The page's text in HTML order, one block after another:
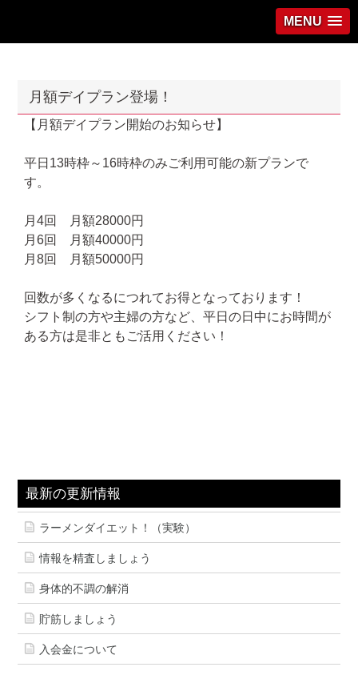
MENU
月額デイプラン登場！
【月額デイプラン開始のお知らせ】
平日13時枠～16時枠のみご利用可能の新プランで
す。
月4回 月額28000円
月6回 月額40000円
月8回 月額50000円
回数が多くなるにつれてお得となっております！
シフト制の方や主婦の方など、平日の日中にお時間が
ある方は是非ともご活用ください！
最新の更新情報
ラーメンダイエット！（実験）
情報を精査しましょう
身体的不調の解消
貯筋しましょう
入会金について